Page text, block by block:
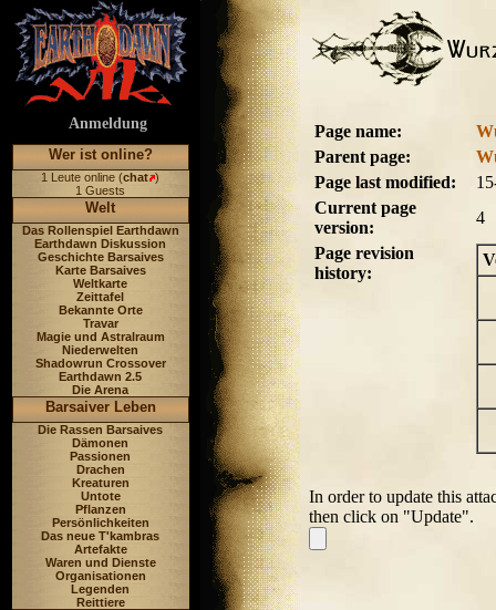
Anmeldung
Wer ist online?
1 Leute online (chat )
1 Guests
Welt
Das Rollenspiel Earthdawn
Earthdawn Diskussion
Geschichte Barsaives
Karte Barsaives
Weltkarte
Zeittafel
Bekannte Orte
Travar
Magie und Astralraum
Niederwelten
Shadowrun Crossover
Earthdawn 2.5
Die Arena
Barsaiver Leben
Die Rassen Barsaives
Dämonen
Passionen
Drachen
Kreaturen
Untote
Pflanzen
Persönlichkeiten
Das neue T'kambras
Artefakte
Waren und Dienste
Organisationen
Legenden
Reittiere
Page name:
Parent page:
Page last modified:
Current page
version:
4
Page revision
history:
In order to update this
then click on "Update".